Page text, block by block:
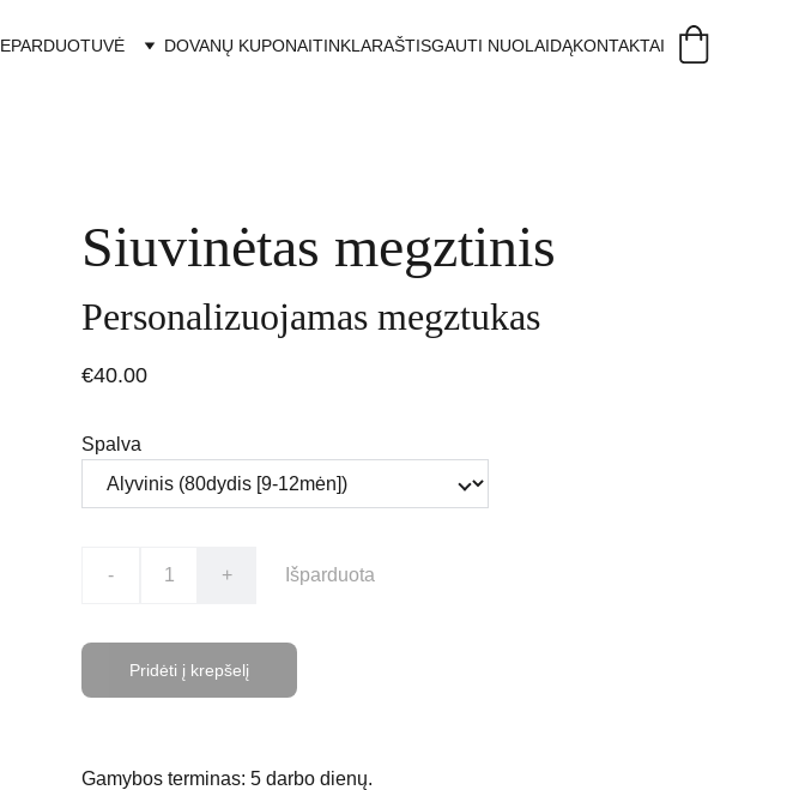
PARDUOTUVĖ DOVANŲ KUPONAITINKLARAŠTISGAUTI NUOLAIDĄKONTAKTAI
Siuvinėtas megztinis
Personalizuojamas megztukas
€40.00
Spalva
- + Išparduota
Pridėti į krepšelį
Gamybos terminas: 5 darbo dienų.